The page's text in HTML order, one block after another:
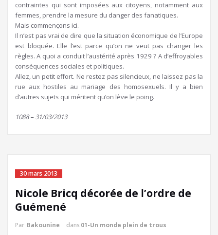
contraintes qui sont imposées aux citoyens, notamment aux
femmes, prendre la mesure du danger des fanatiques.
Mais commençons ici.
Il n’est pas vrai de dire que la situation économique de l’Europe
est bloquée. Elle l’est parce qu’on ne veut pas changer les
règles. A quoi a conduit l’austérité après 1929 ? A d’effroyables
conséquences sociales et politiques.
Allez, un petit effort. Ne restez pas silencieux, ne laissez pas la
rue aux hostiles au mariage des homosexuels. Il y a bien
d’autres sujets qui méritent qu’on lève le poing.
1088 – 31/03/2013
30 mars 2013
Nicole Bricq décorée de l’ordre de
Guémené
Par Bakounine dans 01-Un monde plein de trous